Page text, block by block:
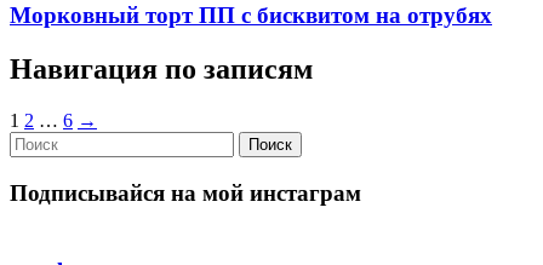
Морковный торт ПП с бисквитом на отрубях
Навигация по записям
1 2 … 6 →
Поиск
Подписывайся на мой инстаграм